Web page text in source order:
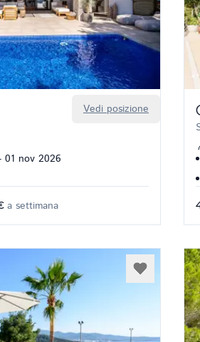
Vedi posizione
01 nov 2026
a settimana